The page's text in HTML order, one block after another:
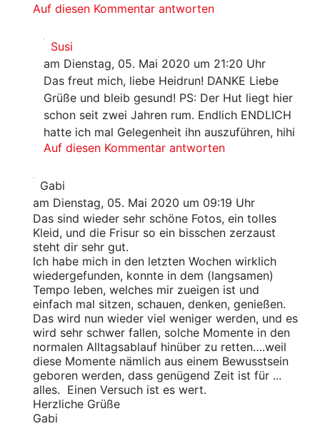
Auf diesen Kommentar antworten
Susi
am Dienstag, 05. Mai 2020 um 21:20 Uhr
Das freut mich, liebe Heidrun! DANKE Liebe
Grüße und bleib gesund! PS: Der Hut liegt hier
schon seit zwei Jahren rum. Endlich ENDLICH
hatte ich mal Gelegenheit ihn auszuführen, hihi
Auf diesen Kommentar antworten
Gabi
am Dienstag, 05. Mai 2020 um 09:19 Uhr
Das sind wieder sehr schöne Fotos, ein tolles
Kleid, und die Frisur so ein bisschen zerzaust
steht dir sehr gut.
Ich habe mich in den letzten Wochen wirklich
wiedergefunden, konnte in dem (langsamen)
Tempo leben, welches mir zueigen ist und
einfach mal sitzen, schauen, denken, genießen.
Das wird nun wieder viel weniger werden, und es
wird sehr schwer fallen, solche Momente in den
normalen Alltagsablauf hinüber zu retten….weil
diese Momente nämlich aus einem Bewusstsein
geboren werden, dass genügend Zeit ist für ...
alles. Einen Versuch ist es wert.
Herzliche Grüße
Gabi